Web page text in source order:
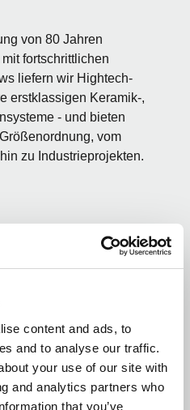
content and ads, to
and to analyse our traffic.
your use of our site with
and analytics partners who
that you’ve
von 80 Jahren
fortschrittlichen
liefern wir Hightech-
erstklassigen Keramik-,
- und bieten
vom
zu Industrieprojekten.
Lösungen. Auf
Standardlösungen,
Konzepte
Service - basierend auf
auf Augenhöhe.